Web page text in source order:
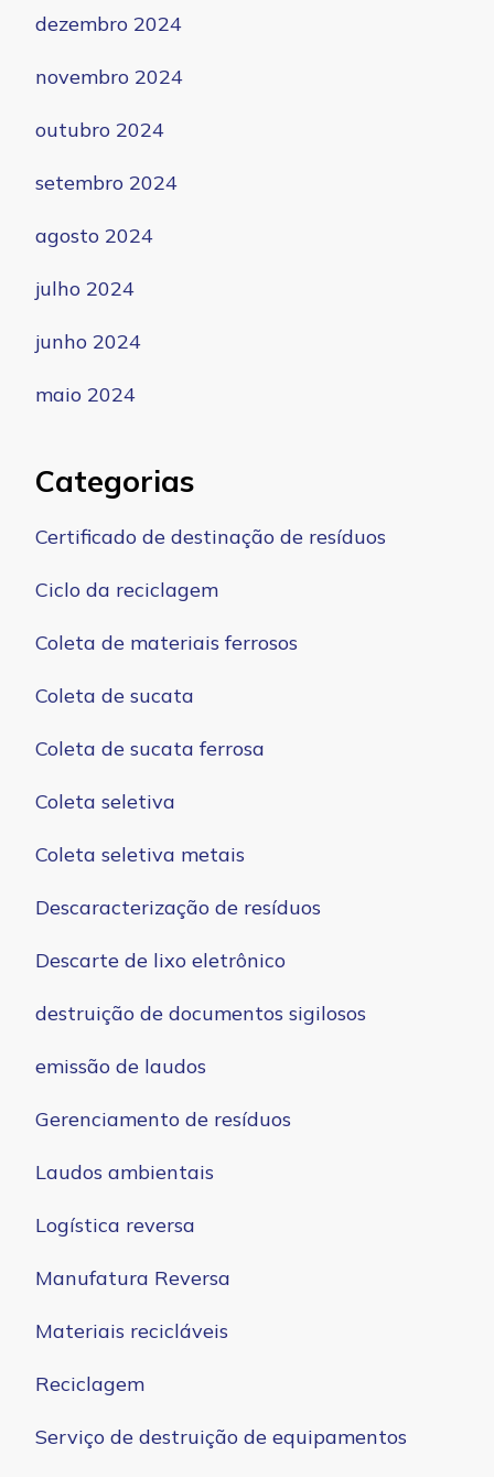
dezembro 2024
novembro 2024
outubro 2024
setembro 2024
agosto 2024
julho 2024
junho 2024
maio 2024
Categorias
Certificado de destinação de resíduos
Ciclo da reciclagem
Coleta de materiais ferrosos
Coleta de sucata
Coleta de sucata ferrosa
Coleta seletiva
Coleta seletiva metais
Descaracterização de resíduos
Descarte de lixo eletrônico
destruição de documentos sigilosos
emissão de laudos
Gerenciamento de resíduos
Laudos ambientais
Logística reversa
Manufatura Reversa
Materiais recicláveis
Reciclagem
Serviço de destruição de equipamentos